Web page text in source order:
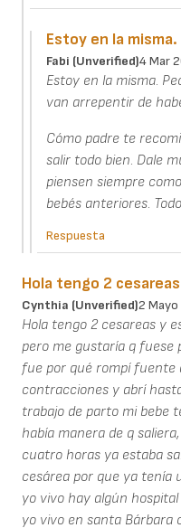
Estoy en la
Fabi (unverified)4 Mar
Estoy en la misma.
van arrepentir de
Cómo padre te
salir todo bien. Dale
piensen siempre
bebés anteriores.
Respuesta
Hola tengo 2
Cynthia (unverified)2
Hola tengo 2 cesareas y
pero me gustaría q fuese
fue por qué rompí fuente
contracciones y abrí
trabajo de parto mi bebe
había manera de q
cuatro horas ya estaba
cesárea por que ya tenía
yo vivo hay algún
yo vivo en santa Bárbara